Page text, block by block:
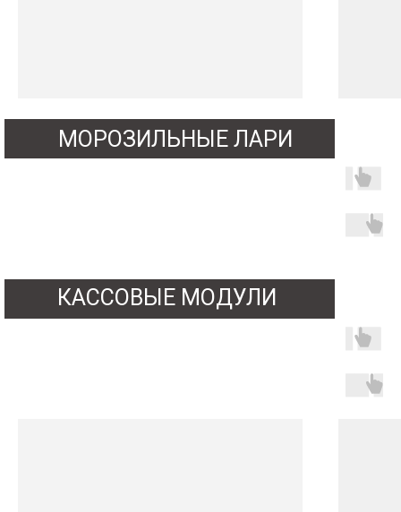
МОРОЗИЛЬНЫЕ ЛАРИ
КАССОВЫЕ МОДУЛИ